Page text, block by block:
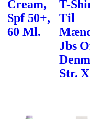
Cream,
Spf 50+,
60 Ml.
T-
Til
Jbs
Str.